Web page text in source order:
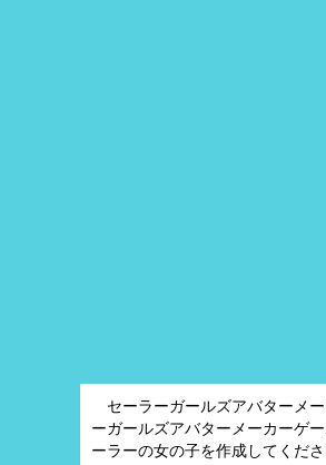
セーラーガールズアバターメ
ーガールズアバターメーカーゲ
ーラーの女の子を作成してくださ